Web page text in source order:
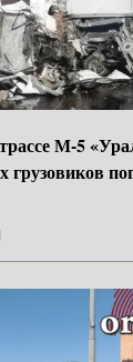
М-5
грузовиков